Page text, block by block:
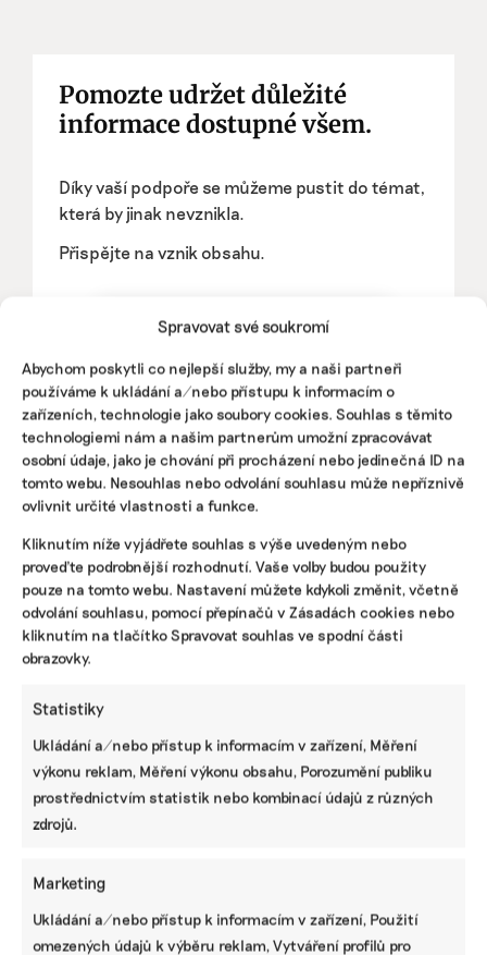
Spravovat své soukromí
Abychom poskytli co nejlepší služby, my a naši partneři
používáme k ukládání a/nebo přístupu k informacím o
zařízeních, technologie jako soubory cookies. Souhlas s těmito
technologiemi nám a našim partnerům umožní zpracovávat
osobní údaje, jako je chování při procházení nebo jedinečná ID na
tomto webu. Nesouhlas nebo odvolání souhlasu může nepříznivě
ovlivnit určité vlastnosti a funkce.
Kliknutím níže vyjádřete souhlas s výše uvedeným nebo
proveďte podrobnější rozhodnutí. Vaše volby budou použity
pouze na tomto webu. Nastavení můžete kdykoli změnit, včetně
odvolání souhlasu, pomocí přepínačů v Zásadách cookies nebo
kliknutím na tlačítko Spravovat souhlas ve spodní části
obrazovky.
Statistiky
Ukládání a/nebo přístup k informacím v zařízení, Měření
výkonu reklam, Měření výkonu obsahu, Porozumění publiku
prostřednictvím statistik nebo kombinací údajů z různých
zdrojů.
Marketing
Ukládání a/nebo přístup k informacím v zařízení, Použití
omezených údajů k výběru reklam, Vytváření profilů pro
Pomozte udržet důležité
informace dostupné všem.
Díky vaší podpoře se můžeme pustit do témat,
která by jinak nevznikla.
Přispějte na vznik obsahu.
SDÍLET
FacebookX LinkedIn